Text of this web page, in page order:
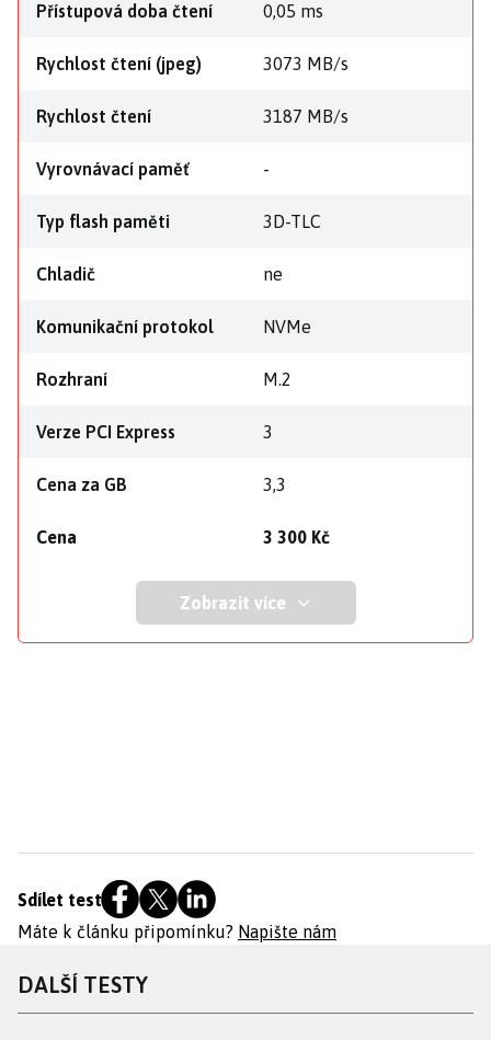
Přístupová doba čtení 0,05 ms
Rychlost čtení (jpeg) 3073 MB/s
Rychlost čtení 3187 MB/s
Vyrovnávací paměť -
Typ flash paměti 3D-TLC
Chladič ne
Komunikační protokol NVMe
Rozhraní M.2
Verze PCI Express 3
Cena za GB 3,3
Cena 3 300 Kč
Zobrazit více
Sdílet test
Máte k článku připomínku? Napište nám
DALŠÍ TESTY